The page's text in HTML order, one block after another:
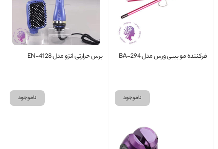
فرکننده مو بیبی ورس مدل BA-294
ناموجود
برس حرارتی انزو مدل EN-4128
ناموجود